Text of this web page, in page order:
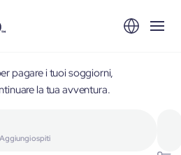
Colombia
pagare i tuoi soggiorni,
la tua avventura.
Aggiungi ospiti